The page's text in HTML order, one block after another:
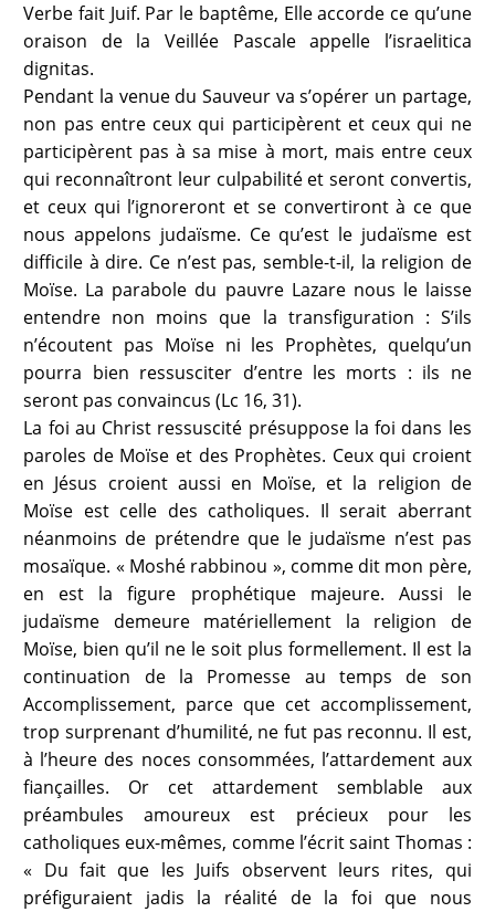
Verbe fait Juif. Par le baptême, Elle accorde ce qu’une
oraison de la Veillée Pascale appelle l’israelitica
dignitas.
Pendant la venue du Sauveur va s’opérer un partage,
non pas entre ceux qui participèrent et ceux qui ne
participèrent pas à sa mise à mort, mais entre ceux
qui reconnaîtront leur culpabilité et seront convertis,
et ceux qui l’ignoreront et se convertiront à ce que
nous appelons judaïsme. Ce qu’est le judaïsme est
difficile à dire. Ce n’est pas, semble-t-il, la religion de
Moïse. La parabole du pauvre Lazare nous le laisse
entendre non moins que la transfiguration : S’ils
n’écoutent pas Moïse ni les Prophètes, quelqu’un
pourra bien ressusciter d’entre les morts : ils ne
seront pas convaincus (Lc 16, 31).
La foi au Christ ressuscité présuppose la foi dans les
paroles de Moïse et des Prophètes. Ceux qui croient
en Jésus croient aussi en Moïse, et la religion de
Moïse est celle des catholiques. Il serait aberrant
néanmoins de prétendre que le judaïsme n’est pas
mosaïque. « Moshé rabbinou », comme dit mon père,
en est la figure prophétique majeure. Aussi le
judaïsme demeure matériellement la religion de
Moïse, bien qu’il ne le soit plus formellement. Il est la
continuation de la Promesse au temps de son
Accomplissement, parce que cet accomplissement,
trop surprenant d’humilité, ne fut pas reconnu. Il est,
à l’heure des noces consommées, l’attardement aux
fiançailles. Or cet attardement semblable aux
préambules amoureux est précieux pour les
catholiques eux-mêmes, comme l’écrit saint Thomas :
« Du fait que les Juifs observent leurs rites, qui
préfiguraient jadis la réalité de la foi que nous